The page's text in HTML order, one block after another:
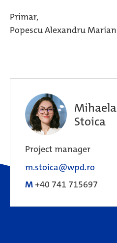
Primar,
Popescu Alexandru Marian
Mihaela
Stoica
Project manager
m.stoica@wpd.ro
M+40 741 715697